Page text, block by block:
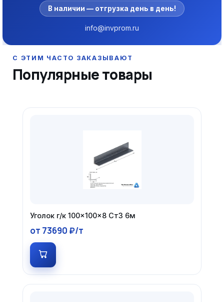
В наличии — отгрузка день в день!
info@invprom.ru
Популярные товары
Уголок г/к 100×100×8 Ст3 6м
от 73690 ₽/т